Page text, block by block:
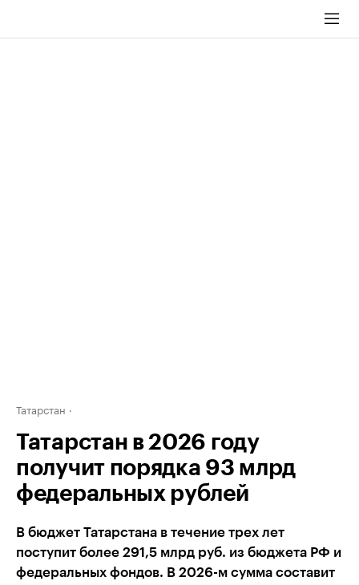
Татарстан
Татарстан в 2026 году
получит порядка 93 млрд
федеральных рублей
В бюджет Татарстана в течение трех лет
поступит более 291,5 млрд руб. из бюджета РФ и
федеральных фондов. В 2026-м сумма составит